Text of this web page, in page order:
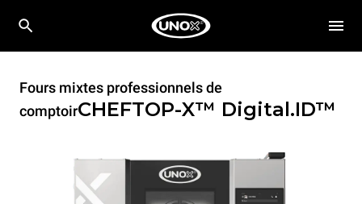
Fours mixtes professionnels de
comptoirCHEFTOP-X™ Digital.ID™